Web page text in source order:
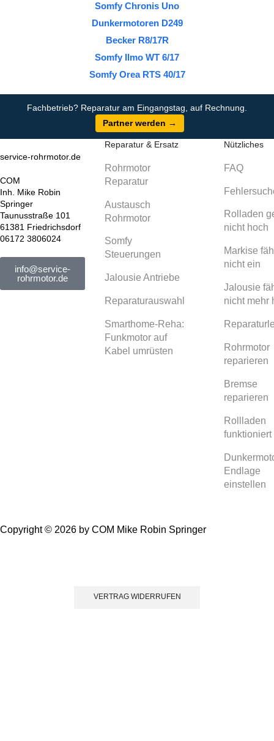
Somfy Chronis Uno
Dunkermotoren D249
Becker R8/17R
Somfy Ilmo WT 6/17
Somfy Orea RTS 40/17
Fachbetrieb? Reparatur am Eingangstag, auf Rechnung.
Partner werden →
service-rohrmotor.de
COM
Inh. Mike Robin
Springer
Taunusstraße 101
61381 Friedrichsdorf
06172 3806024
info@service-
rohrmotor.de
Reparatur & Ersatz
Rohrmotor
Reparatur
Austausch
Rohrmotor
Somfy
Steuerungen
Jalousie Antriebe
Reparaturauswahl
Smarthome-Reha:
Funkmotor auf
Kabel umrüsten
Nützliches
FAQ
Rolladen
nicht hoch
Markise
nicht ein
Jalousie
nicht mehr
Rohrmotor
reparieren
Bremse
reparieren
Rollladen
funktioniert
Endlage
einstellen
Copyright © 2026 by COM Mike Robin Springer
VERTRAG WIDERRUFEN